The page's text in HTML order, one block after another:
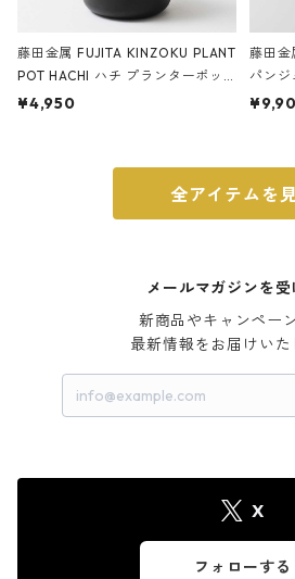
藤田金属 FUJITA KINZOKU PLANT
POT HACHI ハチ プランターポッ
ト 3号 ブラック
¥4,950
藤田金
パンジ
m ガ
全アイテムを
メールマガジンを受
新商品やキャンペー
最新情報をお届けいた
X
フォローする